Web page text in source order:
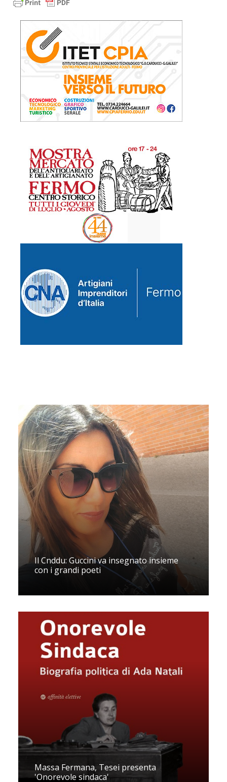
Il Cnddu: Guccini va insegnato insieme
con i grandi poeti
Massa Fermana, Tesei presenta
'Onorevole sindaca'